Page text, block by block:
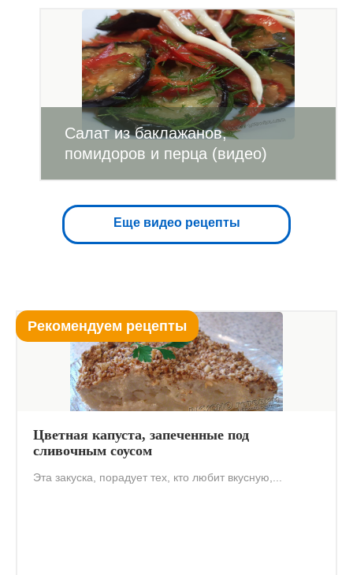
Салат из баклажанов,
помидоров и перца (видео)
Еще видео рецепты
Рекомендуем рецепты
Цветная капуста, запеченные под
сливочным соусом
Эта закуска, порадует тех, кто любит вкусную,...